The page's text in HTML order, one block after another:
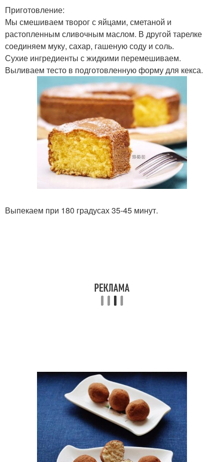
Приготовление:
Мы смешиваем творог с яйцами, сметаной и
растопленным сливочным маслом. В другой тарелке
соединяем муку, сахар, гашеную соду и соль.
Сухие ингредиенты с жидкими перемешиваем.
Выливаем тесто в подготовленную форму для кекса.
Выпекаем при 180 градусах 35-45 минут.